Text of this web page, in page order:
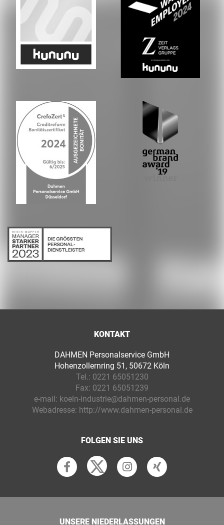
KONTAKT
DAHMEN Personalservice GmbH
Hohenzollernring 51, 50672 Köln
Tel.: 0221 65051230
Fax: 0221 65051239
e-mail: koeln-industrie@dahmen-personal.de
Webadresse: http://www.dahmen-personal.de
FOLGEN SIE UNS
UNSERE NIEDERLASSUNGEN